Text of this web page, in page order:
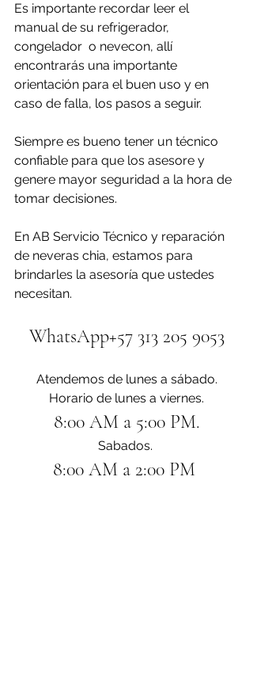
Es importante recordar leer el
manual de su refrigerador,
congelador  o nevecon, allí
encontrarás una importante
orientación para el buen uso y en
caso de falla, los pasos a seguir.
Siempre es bueno tener un técnico
confiable para que los asesore y
genere mayor seguridad a la hora de
tomar decisiones.
En AB Servicio Técnico y reparación
de neveras chia, estamos para
brindarles la asesoría que ustedes
necesitan.
WhatsApp+57 313 205 9053
Atendemos de lunes a sábado.
Horario de lunes a viernes.
8:00 AM a 5:00 PM.
Sabados.
8:00 AM a 2:00 PM